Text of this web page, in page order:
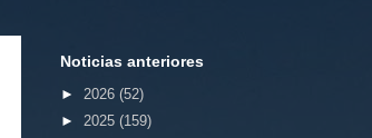
Noticias anteriores
► 2026 (52)
► 2025 (159)